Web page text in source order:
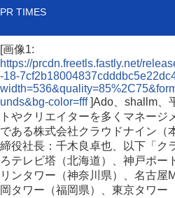
PR TIMES
[画像1:
https://prcdn.freetls.fastly.net/
-18-
unds&bg-color=fff]Ado、shallm、
トやクリエイターを多くマネー
である株式会社クラウドナイン（
締役社長：千木良卓也、以下「ク
ろテレビ塔（北海道）、神戸ポー
リンタワー（神奈川県）、名古屋
岡タワー（福岡県）、東京タワー